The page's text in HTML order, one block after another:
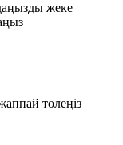
жеке
төлеңіз